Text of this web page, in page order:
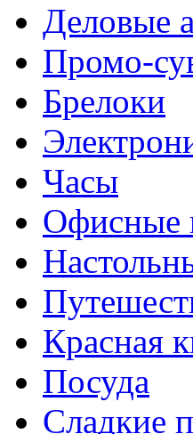
Деловые
Промо-
Брелоки
Часы
Офисные
Красная
Посуда
Сладкие